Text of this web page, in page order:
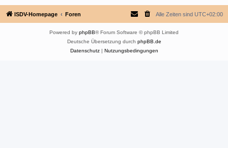
ISDV-Homepage Foren Alle Zeiten sind UTC+02:00
Powered by phpBB® Forum Software © phpBB Limited
Deutsche Übersetzung durch phpBB.de
Datenschutz| Nutzungsbedingungen